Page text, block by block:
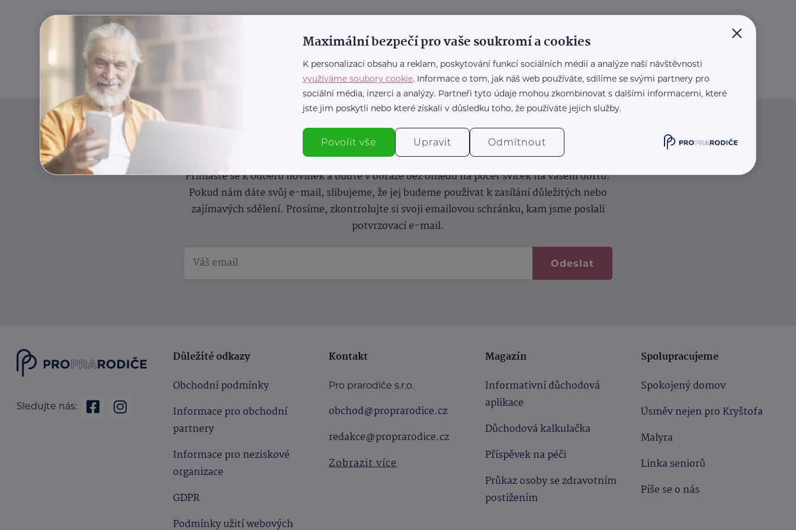
Informace(nejen)pro prarodiče
Přihlaste se k odběru novinek a buďte v obraze bez ohledu na počet svíček na vašem dortu.
Pokud nám dáte svůj e-mail, slibujeme, že jej budeme používat k zasílání důležitých nebo
zajímavých sdělení. Prosíme, zkontrolujte si svoji emailovou schránku, kam jsme poslali
potvrzovací e-mail.
Odeslat
Sledujte nás:
Důležité odkazy
Obchodní podmínky
Informace pro obchodní
partnery
Informace pro neziskové
organizace
GDPR
Podmínky užití webových
Kontakt
Pro prarodiče s.r.o.
obchod@proprarodice.cz
redakce@proprarodice.cz
Zobrazit více
Magazín
Informativní důchodová
aplikace
Důchodová kalkulačka
Příspěvek na péči
Průkaz osoby se zdravotním
postižením
Spolupracujeme
Spokojený domov
Úsměv nejen pro Kryštofa
Malyra
Linka seniorů
Píše se o nás
×
Maximální bezpečí pro vaše soukromí a cookies
K personalizaci obsahu a reklam, poskytování funkcí sociálních médií a analýze naší návštěvnosti
využíváme soubory cookie. Informace o tom, jak náš web používáte, sdílíme se svými partnery pro
sociální média, inzerci a analýzy. Partneři tyto údaje mohou zkombinovat s dalšími informacemi, které
jste jim poskytli nebo které získali v důsledku toho, že používáte jejich služby.
Povolit vše Upravit Odmítnout